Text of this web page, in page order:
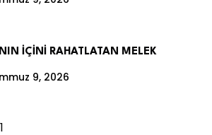
İÇİNİ RAHATLATAN MELEK
9, 2026